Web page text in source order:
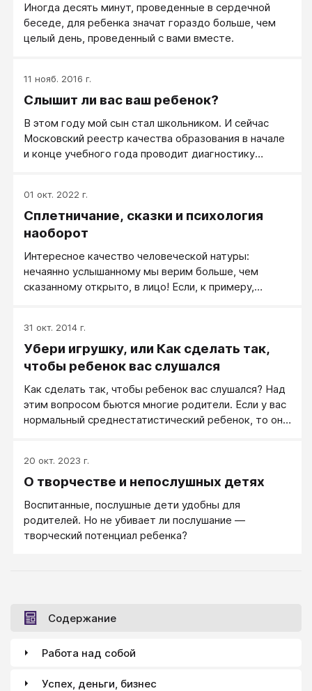
Иногда десять минут, проведенные в сердечной
беседе, для ребенка значат гораздо больше, чем
целый день, проведенный с вами вместе.
11 нояб. 2016 г.
Слышит ли вас ваш ребенок?
В этом году мой сын стал школьником. И сейчас
Московский реестр качества образования в начале
и конце учебного года проводит диагностику
интеллектуального развития и психоэмоциональное
состояние детей.
01 окт. 2022 г.
Сплетничание, сказки и психология
наоборот
Интересное качество человеческой натуры:
нечаянно услышанному мы верим больше, чем
сказанному открыто, в лицо! Если, к примеру,
она просто старается быть вежливой. Но если вы
случайно подслушаете, как она говорит то же
самое кому-нибудь еще, то сочтете ее мнение
(старше 18 месяцев) обращают больше внимания на
то, что им удается подслушать, чем на то, что им
говорят напрямую.
31 окт. 2014 г.
Убери игрушку, или Как сделать так,
чтобы ребенок вас слушался
Как сделать так, чтобы ребенок вас слушался? ​Над
этим вопросом бьются многие родители. Если у вас
нормальный среднестатистический ребенок, то он
20 окт. 2023 г.
О творчестве и непослушных детях
Воспитанные, послушные дети удобны для
родителей. Но не убивает ли послушание —
творческий потенциал ребенка?
Содержание
Работа над собой
Успех, деньги, бизнес